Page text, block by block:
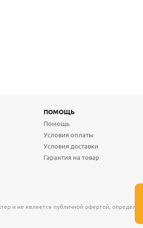
ПОМОЩЬ
Помощь
Условия оплаты
Условия доставки
Гарантия на товар
и не является публичной офертой,